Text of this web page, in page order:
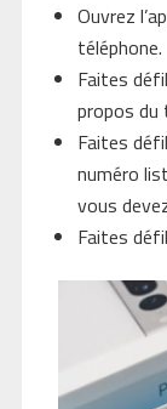
Ouvrez
téléphone.
Faites
propos du
Faites
numéro
vous
Faites